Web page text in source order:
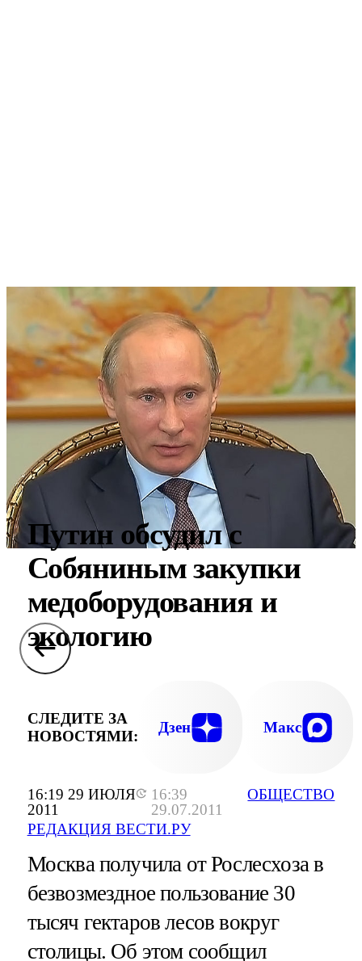
16:19 29 ИЮЛЯ
2011
16:39
29.07.2011
РЕДАКЦИЯ ВЕСТИ.РУ
ОБЩЕСТВО
Путин обсудил с
Собяниным закупки
медоборудования и
экологию
СЛЕДИТЕ ЗА
НОВОСТЯМИ:
Дзен Макс
Москва получила от Рослесхоза в
безвозмездное пользование 30
тысяч гектаров лесов вокруг
столицы. Об этом сообщил